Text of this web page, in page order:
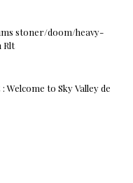
stoner/doom/heavy-
Rlt
Welcome to Sky Valley de